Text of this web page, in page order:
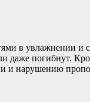
в увлажнении и
погибнут.
и нарушению